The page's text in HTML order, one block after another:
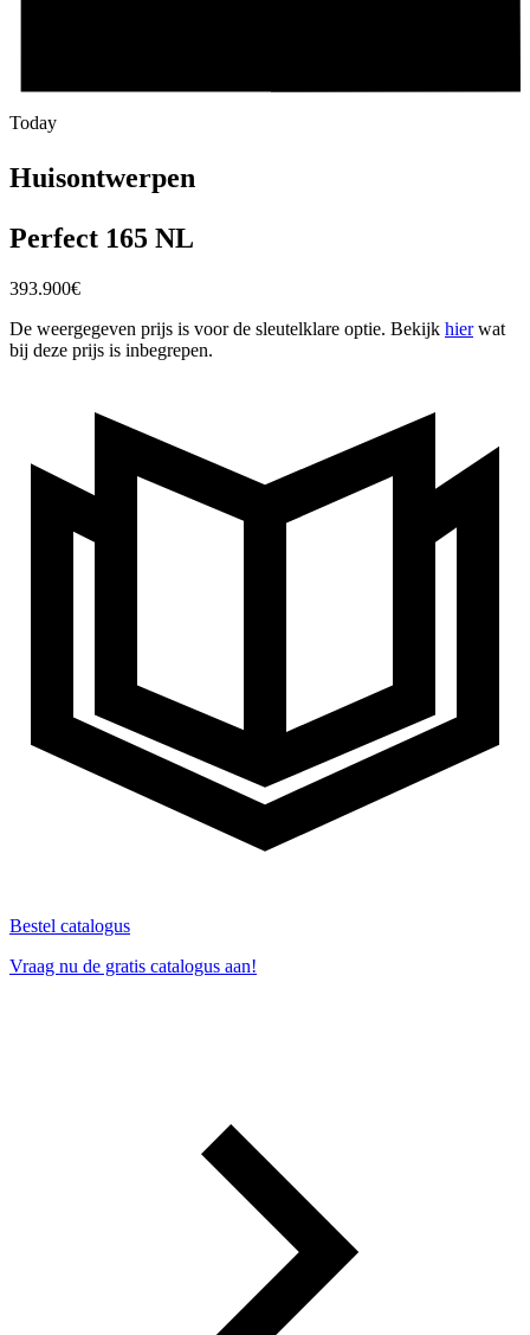
Today
Huisontwerpen
Perfect 165 NL
393.900€
De weergegeven prijs is voor de sleutelklare optie. Bekijk hierwat
bij deze prijs is inbegrepen.
Bestel catalogus
Vraag nu de gratis catalogus aan!